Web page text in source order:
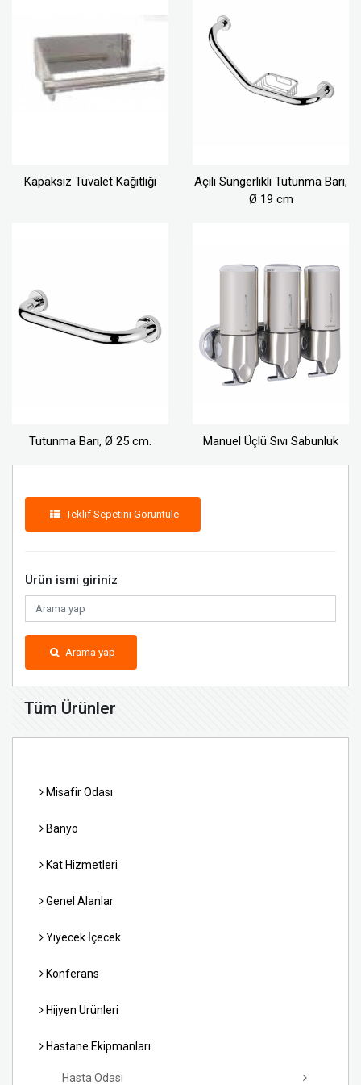
Tüm Ürünler
Misafir Odası
Banyo
Kat Hizmetleri
Genel Alanlar
Yiyecek İçecek
Konferans
Hijyen Ürünleri
Hastane Ekipmanları
Hasta Odası
Kapaksız Tuvalet Kağıtlığı
Açılı Süngerlikli Tutunma Barı,
Ø 19 cm
Tutunma Barı, Ø 25 cm. Manuel Üçlü Sıvı Sabunluk
Teklif Sepetini Görüntüle
Ürün ismi giriniz
Arama yap